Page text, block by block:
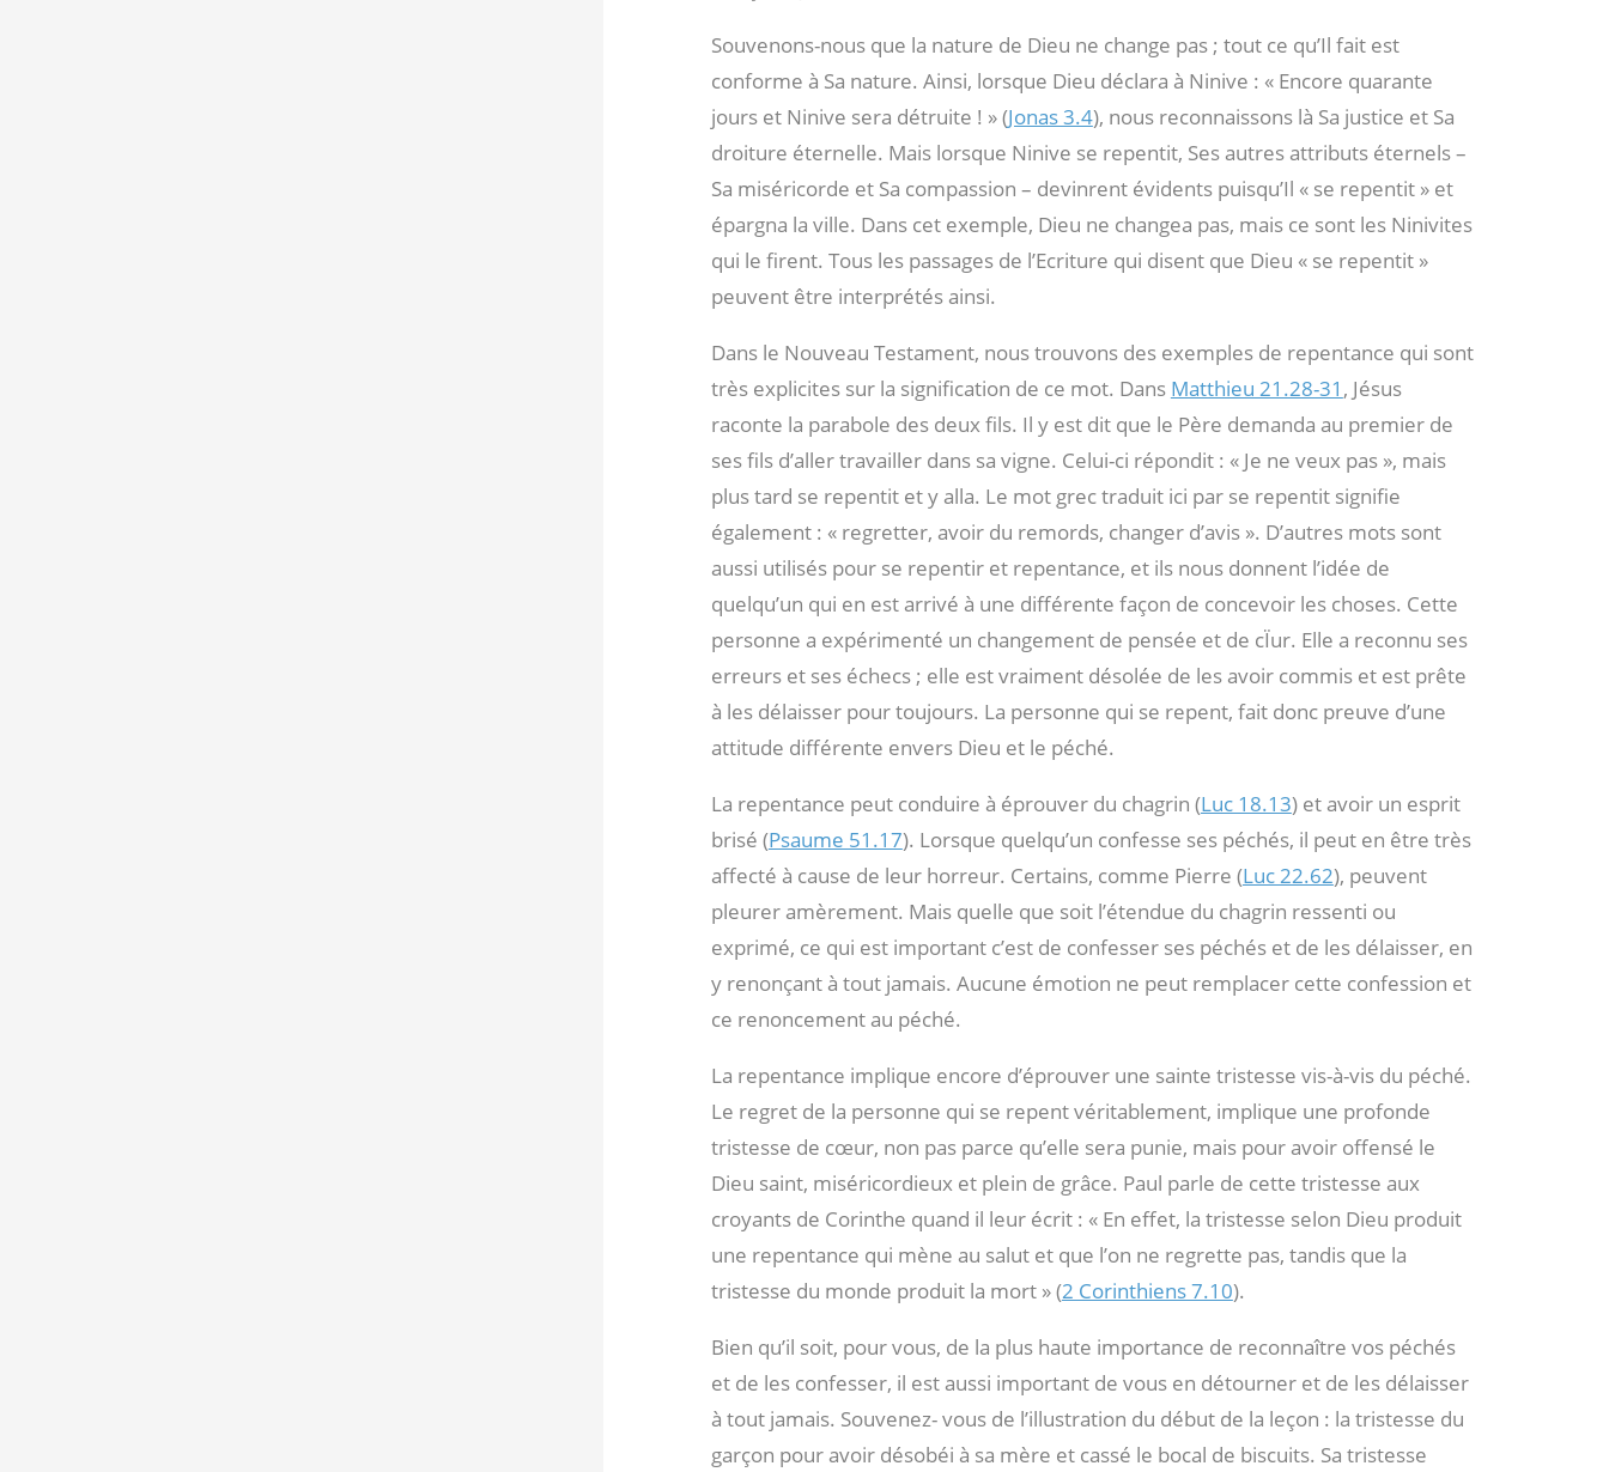
Souvenons-nous que la nature de Dieu ne change pas ; tout ce qu’Il fait est
conforme à Sa nature. Ainsi, lorsque Dieu déclara à Ninive : « Encore quarante
jours et Ninive sera détruite ! » (Jonas 3.4), nous reconnaissons là Sa justice et Sa
droiture éternelle. Mais lorsque Ninive se repentit, Ses autres attributs éternels –
Sa miséricorde et Sa compassion – devinrent évidents puisqu’Il « se repentit » et
épargna la ville. Dans cet exemple, Dieu ne changea pas, mais ce sont les Ninivites
qui le firent. Tous les passages de l’Ecriture qui disent que Dieu « se repentit »
peuvent être interprétés ainsi.
Dans le Nouveau Testament, nous trouvons des exemples de repentance qui sont
très explicites sur la signification de ce mot. Dans Matthieu 21.28-31 , Jésus
raconte la parabole des deux fils. Il y est dit que le Père demanda au premier de
ses fils d’aller travailler dans sa vigne. Celui-ci répondit : « Je ne veux pas », mais
plus tard se repentit et y alla. Le mot grec traduit ici par se repentit signifie
également : « regretter, avoir du remords, changer d’avis ». D’autres mots sont
aussi utilisés pour se repentir et repentance, et ils nous donnent l’idée de
quelqu’un qui en est arrivé à une différente façon de concevoir les choses. Cette
personne a expérimenté un changement de pensée et de cÏur. Elle a reconnu ses
erreurs et ses échecs ; elle est vraiment désolée de les avoir commis et est prête
à les délaisser pour toujours. La personne qui se repent, fait donc preuve d’une
attitude différente envers Dieu et le péché.
La repentance peut conduire à éprouver du chagrin (Luc 18.13) et avoir un esprit
brisé (Psaume 51.17). Lorsque quelqu’un confesse ses péchés, il peut en être très
affecté à cause de leur horreur. Certains, comme Pierre (Luc 22.62), peuvent
pleurer amèrement. Mais quelle que soit l’étendue du chagrin ressenti ou
exprimé, ce qui est important c’est de confesser ses péchés et de les délaisser, en
y renonçant à tout jamais. Aucune émotion ne peut remplacer cette confession et
ce renoncement au péché.
La repentance implique encore d’éprouver une sainte tristesse vis-à-vis du péché.
Le regret de la personne qui se repent véritablement, implique une profonde
tristesse de cœur, non pas parce qu’elle sera punie, mais pour avoir offensé le
Dieu saint, miséricordieux et plein de grâce. Paul parle de cette tristesse aux
croyants de Corinthe quand il leur écrit : « En effet, la tristesse selon Dieu produit
une repentance qui mène au salut et que l’on ne regrette pas, tandis que la
tristesse du monde produit la mort » (2 Corinthiens 7.10).
Bien qu’il soit, pour vous, de la plus haute importance de reconnaître vos péchés
et de les confesser, il est aussi important de vous en détourner et de les délaisser
à tout jamais. Souvenez- vous de l’illustration du début de la leçon : la tristesse du
garçon pour avoir désobéi à sa mère et cassé le bocal de biscuits. Sa tristesse